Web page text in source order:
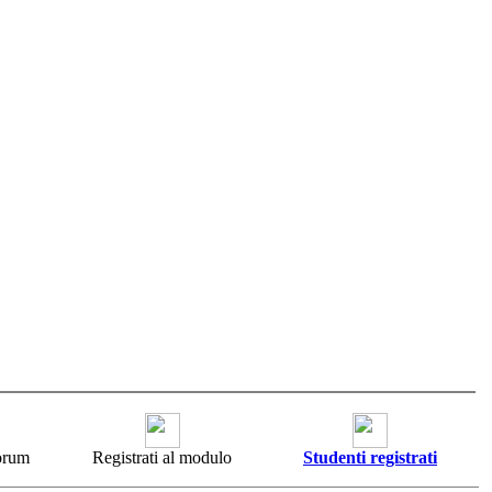
Registrati al modulo Studenti registrati